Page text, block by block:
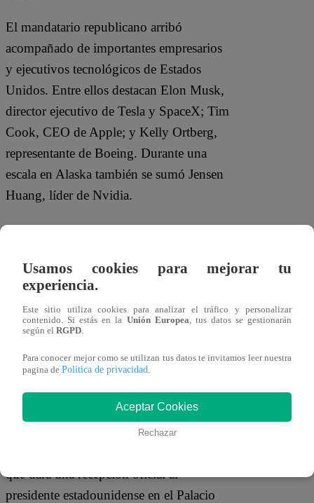
El mandatario republicano arribó
acompañado de importantes empresarios
y ejecutivos tecnológicos de Estados
Unidos. Entre ellos destacan Elon Musk,
director ejecutivo de Tesla y SpaceX; Tim
Cook, CEO de Apple; y Kelly Ortberg,
representante de Boeing. Durante una
escala en Alaska también se sumó Jensen
Huang, líder de Nvidia.
Antes de aterrizar, Trump aseguró en su
convencer a Xi Jinping de ampliar las
oportunidades para las empresas
estadounidenses dentro del mercado
chino. Según afirmó, pretende impulsar
una relación económica que permita a las
compañías norteamericanas desarrollar
nuevos negocios en la segunda economía
más grande del planeta.
que dará una recepción oficial al
presidente estadounidense en el Palacio
Usamos cookies para mejorar tu
experiencia.
Este sitio utiliza cookies para analizar el tráfico y personalizar
contenido. Si estás en la Unión Europea , tus datos se gestionarán
según el RGPD
Para conocer mejor como se utilizan tus datos te invitamos leer nuestra
pagina de Política de privacidad
Aceptar Cookies
Rechazar